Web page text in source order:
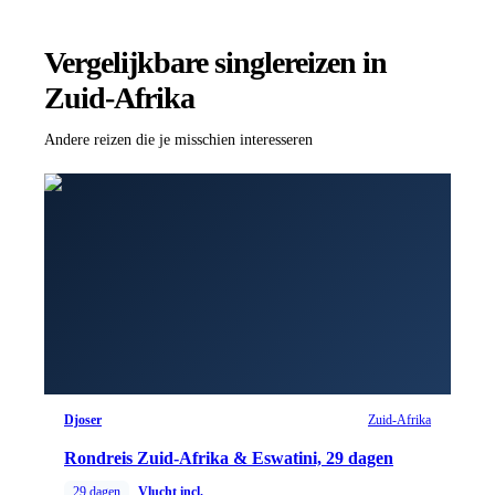
Vergelijkbare singlereizen in
Zuid-Afrika
Andere reizen die je misschien interesseren
Djoser Zuid-Afrika
Rondreis Zuid-Afrika & Eswatini, 29 dagen
29 dagen Vlucht incl.